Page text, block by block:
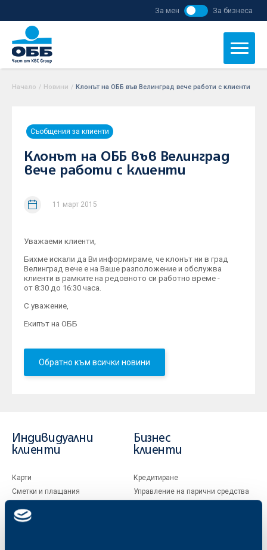
За мен За бизнеса
Начало / Новини / Клонът на ОББ във Велинград вече работи с клиенти
Съобщения за клиенти
Клонът на ОББ във Велинград
вече работи с клиенти
11 март 2015
Уважаеми клиенти,
Бихме искали да Ви информираме, че клонът ни в град
Велинград вече е на Ваше разположение и обслужва
клиенти в рамките на редовното си работно време -
от 8:30 до 16:30 часа.
С уважение,
Екипът на ОББ
Обратно към всички новини
Индивидуални
клиенти
Карти
Сметки и плащания
Спестявания и инвестиции
Бизнес
клиенти
Кредитиране
Управление на парични средства